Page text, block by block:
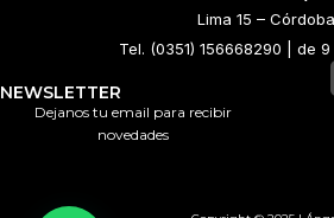
Lima 15 – Córdoba
Tel. (0351) 156668290 | de 9
NEWSLETTER
Dejanos tu email para recibir
novedades